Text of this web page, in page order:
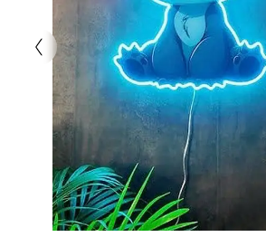
sergileyin!